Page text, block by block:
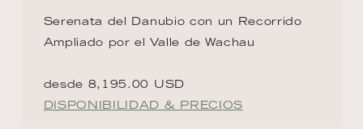
Serenata del Danubio con un Recorrido
Ampliado por el Valle de Wachau
desde 8,195.00 USD
DISPONIBILIDAD & PRECIOS